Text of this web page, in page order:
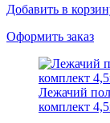
Добавить в
Оформить заказ
Лежачий
комплект